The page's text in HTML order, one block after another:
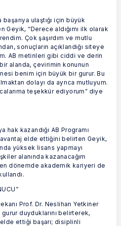
ulaştığı için büyük
Geyik, “Derece aldığımı ilk olarak
Çok şaşırdım ve mutlu
sonuçların açıklandığı siteye
AB metinleri gibi ciddi ve derin
alanda, çevirimin konunun
benim için büyük bir gurur. Bu
dolayı da ayrıca mutluyum.
teşekkür ediyorum” diye
hak kazandığı AB Programı
elde ettiğini belirten Geyik,
yüksek lisans yapmayı
alanında kazanacağım
dönemde akademik kariyeri de
Prof. Dr. Neslihan Yetkiner
duyduklarını belirterek,
elde ettiği başarı; disiplinli